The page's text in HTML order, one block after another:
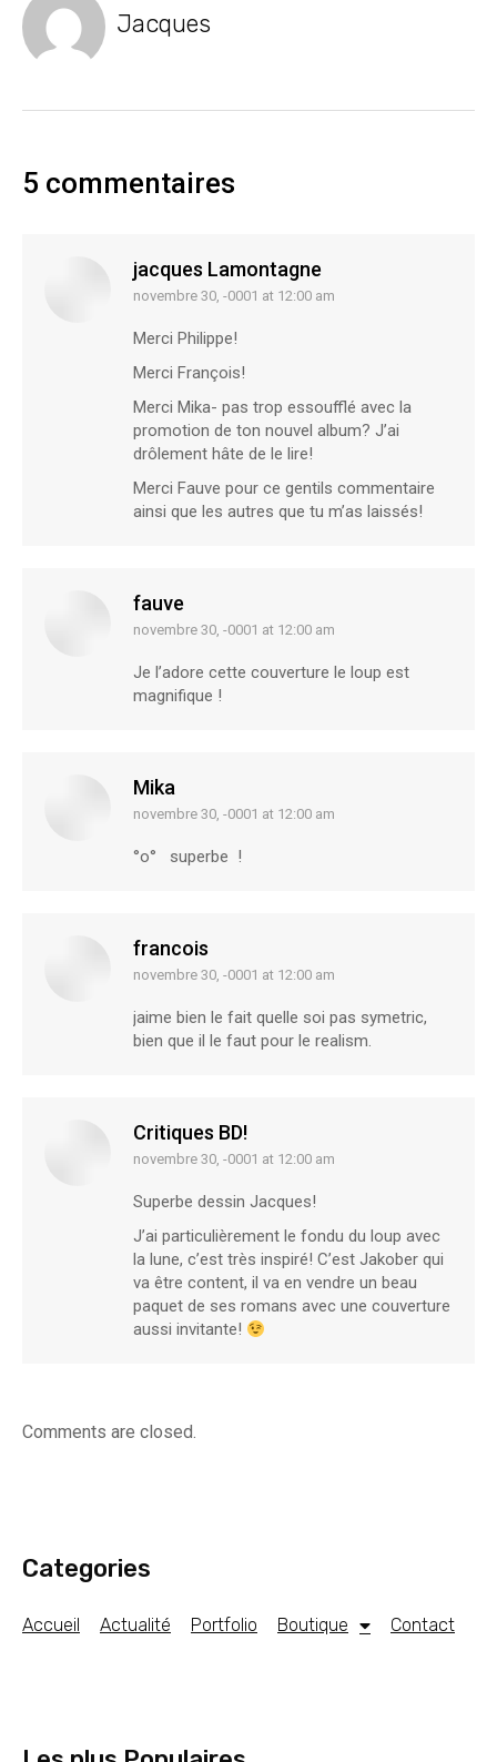
Jacques
5 commentaires
jacques Lamontagne
says:
novembre 30, -0001 at 12:00 am
Merci Philippe!
Merci François!
Merci Mika- pas trop essoufflé avec la
promotion de ton nouvel album? J’ai
drôlement hâte de le lire!
Merci Fauve pour ce gentils commentaire
ainsi que les autres que tu m’as laissés!
fauve
says:
novembre 30, -0001 at 12:00 am
Je l’adore cette couverture le loup est
magnifique !
Mika
says:
novembre 30, -0001 at 12:00 am
°o° superbe !
francois
says:
novembre 30, -0001 at 12:00 am
jaime bien le fait quelle soi pas symetric,
bien que il le faut pour le realism.
Critiques BD!
says:
novembre 30, -0001 at 12:00 am
Superbe dessin Jacques!
J’ai particulièrement le fondu du loup avec
la lune, c’est très inspiré! C’est Jakober qui
va être content, il va en vendre un beau
paquet de ses romans avec une couverture
aussi invitante!
Comments are closed.
Categories
Accueil Actualité Portfolio Boutique Contact